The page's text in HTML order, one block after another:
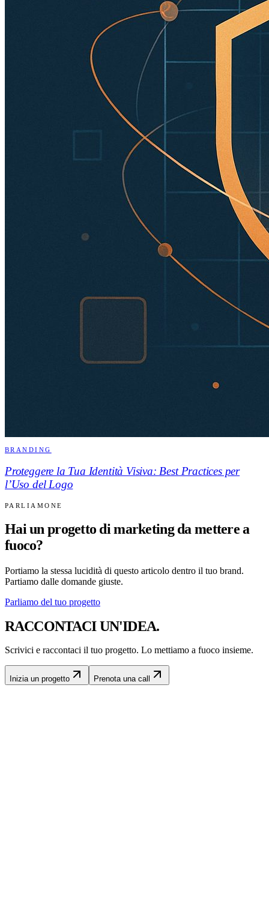
BRANDING
Proteggere la Tua Identità Visiva: Best Practices per
l’Uso del Logo
PARLIAMONE
Hai un progetto di marketing da mettere a
fuoco?
Portiamo la stessa lucidità di questo articolo dentro il tuo brand.
Partiamo dalle domande giuste.
Parliamo del tuo progetto
RACCONTACI UN'IDEA.
Scrivici e raccontaci il tuo progetto. Lo mettiamo a fuoco insieme.
Inizia un progetto Prenota una call